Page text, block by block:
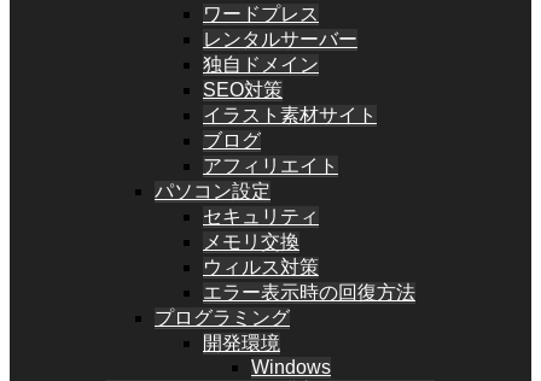
ワードプレス
レンタルサーバー
独自ドメイン
SEO対策
イラスト素材サイト
ブログ
アフィリエイト
パソコン設定
セキュリティ
メモリ交換
ウィルス対策
エラー表示時の回復方法
プログラミング
開発環境
Windows